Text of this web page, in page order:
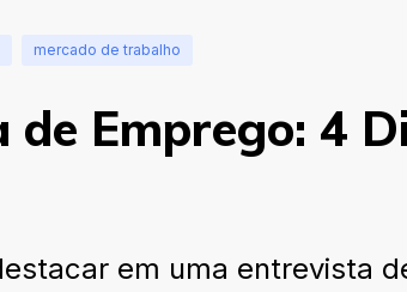
mercado de trabalho
de Emprego: 4
em uma entrevista